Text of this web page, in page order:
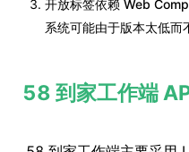
开放标签依赖 Web
系统可能由于版本太低而
58 到家工作端